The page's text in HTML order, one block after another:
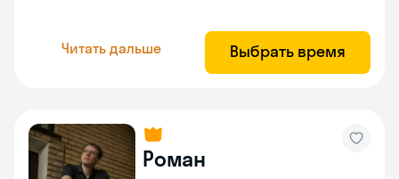
Читать дальше Выбрать время
Роман